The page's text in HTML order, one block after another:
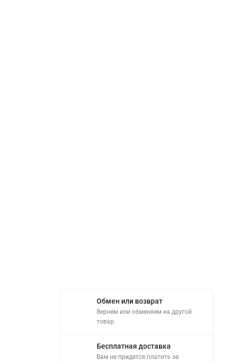
Обмен или возврат
Вернем или обменяем на другой
товар
Бесплатная доставка
Вам не придется платить за